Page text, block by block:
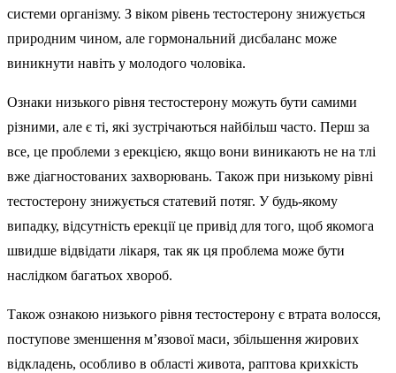
системи організму. З віком рівень тестостерону знижується
природним чином, але гормональний дисбаланс може
виникнути навіть у молодого чоловіка.
Ознаки низького рівня тестостерону можуть бути самими
різними, але є ті, які зустрічаються найбільш часто. Перш за
все, це проблеми з ерекцією, якщо вони виникають не на тлі
вже діагностованих захворювань. Також при низькому рівні
тестостерону знижується статевий потяг. У будь-якому
випадку, відсутність ерекції це привід для того, щоб якомога
швидше відвідати лікаря, так як ця проблема може бути
наслідком багатьох хвороб.
Також ознакою низького рівня тестостерону є втрата волосся,
поступове зменшення м’язової маси, збільшення жирових
відкладень, особливо в області живота, раптова крихкість